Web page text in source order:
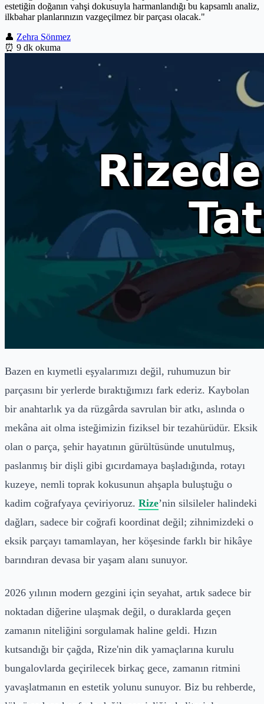
estetiğin doğanın vahşi dokusuyla harmanlandığı bu kapsamlı analiz,
ilkbahar planlarınızın vazgeçilmez bir parçası olacak."
👤 Zehra Sönmez
⏰ 9 dk okuma
Bazen en kıymetli eşyalarımızı değil, ruhumuzun bir
parçasını bir yerlerde bıraktığımızı fark ederiz. Kaybolan
bir anahtarlık ya da rüzgârda savrulan bir atkı, aslında o
mekâna ait olma isteğimizin fiziksel bir tezahürüdür. Eksik
olan o parça, şehir hayatının gürültüsünde unutulmuş,
paslanmış bir dişli gibi gıcırdamaya başladığında, rotayı
kuzeye, nemli toprak kokusunun ahşapla buluştuğu o
kadim coğrafyaya çeviriyoruz. Rize’nin silsileler halindeki
dağları, sadece bir coğrafi koordinat değil; zihnimizdeki o
eksik parçayı tamamlayan, her köşesinde farklı bir hikâye
barındıran devasa bir yaşam alanı sunuyor.
2026 yılının modern gezgini için seyahat, artık sadece bir
noktadan diğerine ulaşmak değil, o duraklarda geçen
zamanın niteliğini sorgulamak haline geldi. Hızın
kutsandığı bir çağda, Rize'nin dik yamaçlarına kurulu
bungalovlarda geçirilecek birkaç gece, zamanın ritmini
yavaşlatmanın en estetik yolunu sunuyor. Biz bu rehberde,